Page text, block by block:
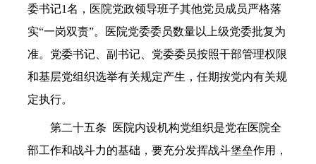
委书记1名，医院党政领导班子其他党员成员严格落
实“一岗双责”。医院党委委员数量以上级党委批复为
准。党委书记、副书记、党委委员按照干部管理权限
和基层党组织选举有关规定产生，任期按党内有关规
定执行。
第二十五条 医院内设机构党组织是党在医院全
部工作和战斗力的基础，要充分发挥战斗堡垒作用，